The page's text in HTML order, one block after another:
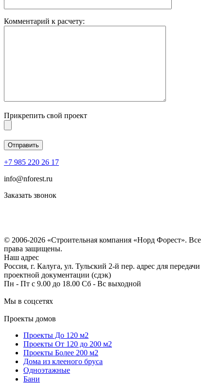
Комментарий к расчету:
Прикрепить свой проект
+7 985 220 26 17
info@nforest.ru
Заказать звонок
© 2006-2026 «Строительная компания «Норд Форест». Все
права защищены.
Наш адрес
Россия, г. Калуга, ул. Тульский 2-й пер. адрес для передачи
проектной документации (сдэк)
Пн - Пт с 9.00 до 18.00 Сб - Вс выходной
Мы в соцсетях
Проекты домов
Проекты До 120 м2
Проекты От 120 до 200 м2
Проекты Более 200 м2
Дома из клееного бруса
Одноэтажные
Бани